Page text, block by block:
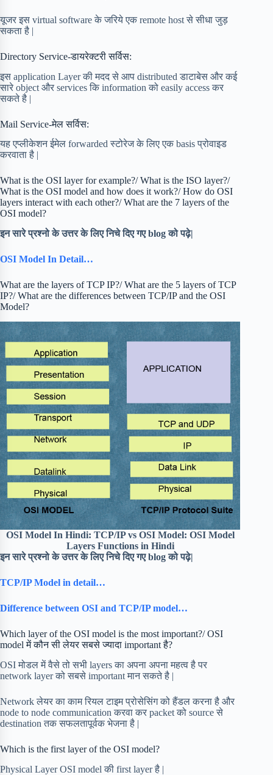
यूजर इस virtual software के जरिये एक remote host से सीधा जुड़
सकता है |
Directory Service-डायरेक्टरी सर्विस:
इस application Layer की मदद से आप distributed डाटाबेस और कई
सारे object और services कि information को easily access कर
सकते है |
Mail Service-मेल सर्विस:
यह एप्लीकेशन ईमेल forwarded स्टोरेज के लिए एक basis प्रोवाइड
करवाता है |
What is the OSI layer for example?/ What is the ISO layer?/
What is the OSI model and how does it work?/ How do OSI
layers interact with each other?/ What are the 7 layers of the
OSI model?
इन सारे प्रश्नो के उत्तर के लिए निचे दिए गए blog को पढ़े|
OSI Model In Detail…
What are the layers of TCP IP?/ What are the 5 layers of TCP
IP?/ What are the differences between TCP/IP and the OSI
Model?
OSI Model In Hindi: TCP/IP vs OSI Model: OSI Model
Layers Functions in Hindi
इन सारे प्रश्नो के उत्तर के लिए निचे दिए गए blog को पढ़े|
TCP/IP Model in detail…
Difference between OSI and TCP/IP model…
Which layer of the OSI model is the most important?/ OSI
model में कौन सी लेयर सबसे ज्यादा important है?
OSI मोडल में वैसे तो सभी layers का अपना अपना महत्व है पर
network layer को सबसे important मान सकते है |
Network लेयर का काम रियल टाइम प्रोसेसिंग को हैंडल करना है और
node to node communication करवा कर packet को source से
destination तक सफलतापूर्वक भेजना है |
Which is the first layer of the OSI model?
Physical Layer OSI model की first layer है |